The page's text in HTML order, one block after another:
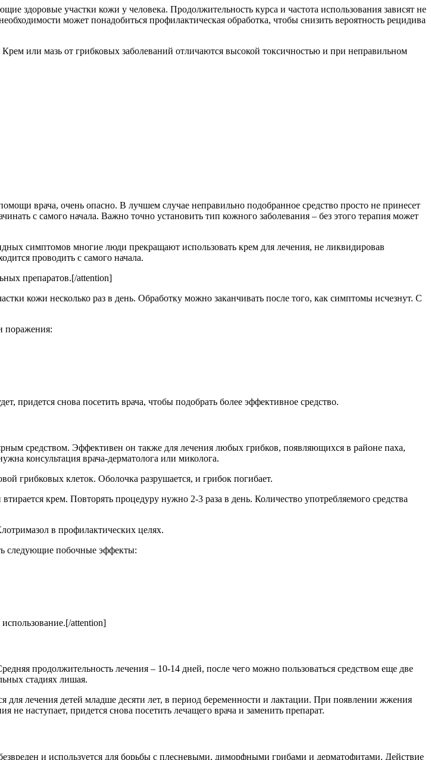
здоровые участки кожи у человека. Продолжительность курса и частота использования зависят не
может понадобиться профилактическая обработка, чтобы снизить вероятность рецидива
или мазь от грибковых заболеваний отличаются высокой токсичностью и при неправильном
врача, очень опасно. В лучшем случае неправильно подобранное средство просто не принесет
с самого начала. Важно точно установить тип кожного заболевания – без этого терапия может
симптомов многие люди прекращают использовать крем для лечения, не ликвидировав
проводить с самого начала.
препаратов.[/attention]
кожи несколько раз в день. Обработку можно заканчивать после того, как симптомы исчезнут. С
поражения:
придется снова посетить врача, чтобы подобрать более эффективное средство.
средством. Эффективен он также для лечения любых грибков, появляющихся в районе паха,
консультация врача-дерматолога или миколога.
грибковых клеток. Оболочка разрушается, и грибок погибает.
крем. Повторять процедуру нужно 2-3 раза в день. Количество употребляемого средства
в профилактических целях.
следующие побочные эффекты:
attention]
продолжительность лечения – 10-14 дней, после чего можно пользоваться средством еще две
стадиях лишая.
для лечения детей младше десяти лет, в период беременности и лактации. При появлении жжения
наступает, придется снова посетить лечащего врача и заменить препарат.
и используется для борьбы с плесневыми, диморфными грибами и дерматофитами. Действие